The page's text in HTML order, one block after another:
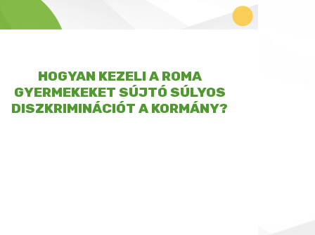
HOGYAN KEZELI A ROMA
GYERMEKEKET SÚJTÓ SÚLYOS
DISZKRIMINÁCIÓT A KORMÁNY?